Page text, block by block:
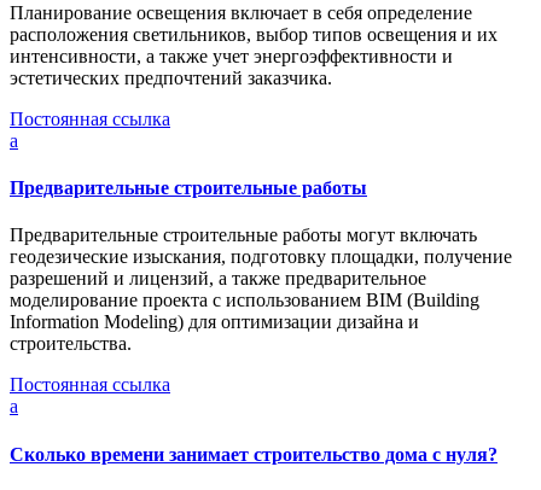
Планирование освещения включает в себя определение
расположения светильников, выбор типов освещения и их
интенсивности, а также учет энергоэффективности и
эстетических предпочтений заказчика.
Постоянная ссылка
a
Предварительные строительные работы
Предварительные строительные работы могут включать
геодезические изыскания, подготовку площадки, получение
разрешений и лицензий, а также предварительное
моделирование проекта с использованием BIM (Building
Information Modeling) для оптимизации дизайна и
строительства.
Постоянная ссылка
a
Сколько времени занимает строительство дома с нуля?